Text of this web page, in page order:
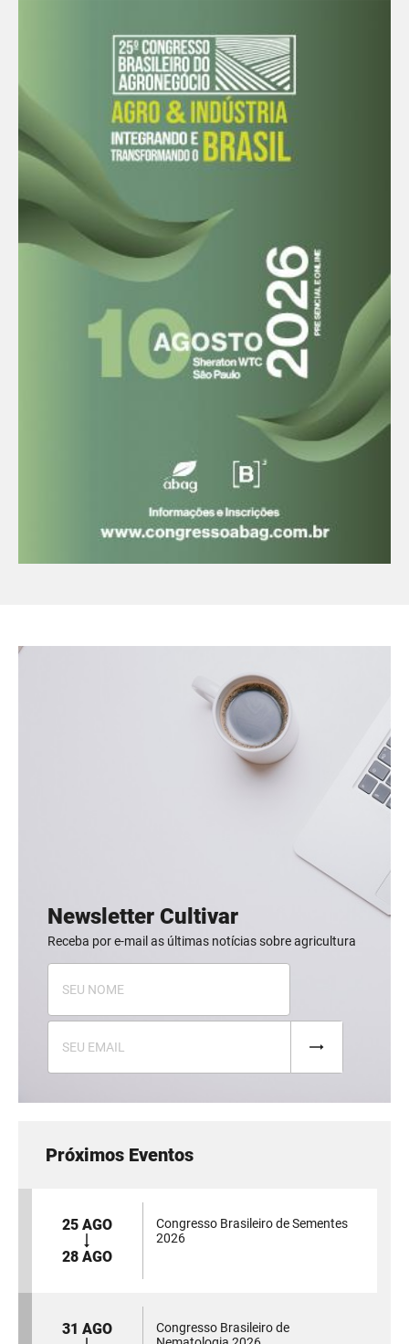
Newsletter Cultivar
Receba por e-mail as últimas notícias sobre agricultura
Próximos Eventos
25 AGO
28 AGO
Congresso Brasileiro de Sementes
2026
31 AGO
Congresso Brasileiro de